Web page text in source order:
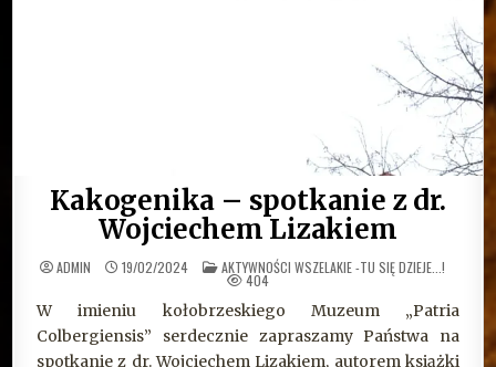
Kakogenika – spotkanie z dr.
Wojciechem Lizakiem
ADMIN 19/02/2024 OPUBLIKOWANE
W
AKTYWNOŚCI WSZELAKIE -TU SIĘ DZIEJE...!
404
W imieniu kołobrzeskiego Muzeum „Patria
Colbergiensis” serdecznie zapraszamy Państwa na
spotkanie z dr. Wojciechem Lizakiem, autorem książki